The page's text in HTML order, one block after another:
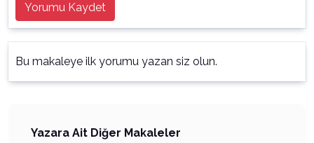
Yorumu Kaydet
Bu makaleye ilk yorumu yazan siz olun.
Yazara Ait Diğer Makaleler